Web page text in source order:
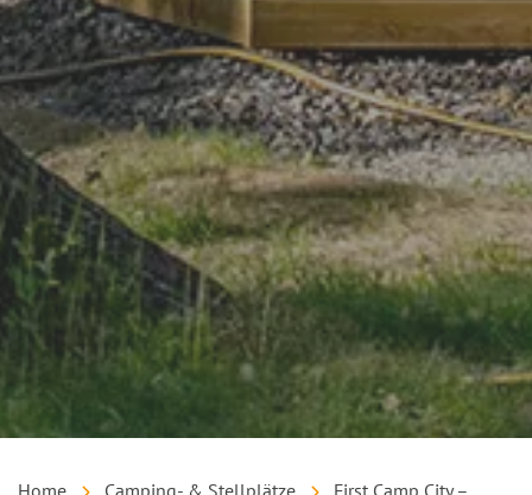
Home Camping- & Stellplätze
First Camp City –